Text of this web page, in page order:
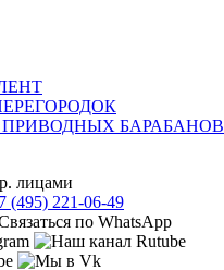
БАРАБАНОВ
лицами
(495) 221-06-49